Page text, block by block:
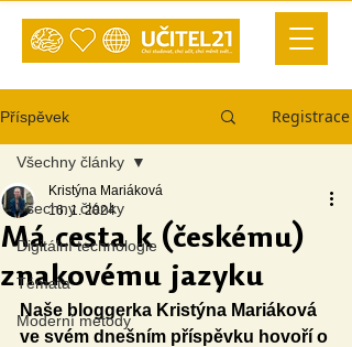
Příspěvek Registrace
Všechny články
Digitální technologie
Témata
Moderní metody
Všechny články
Má cesta k (českému)
znakovému jazyku
Kristýna Mariáková
16. 1. 2024
Naše bloggerka Kristýna Mariáková
ve svém dnešním příspěvku hovoří o